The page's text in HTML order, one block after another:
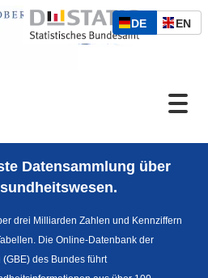
S
p
w
a
l
DED
ENE
H
Datensammlung über
drei Milliarden Zahlen und Kennziffern
Die Online-Datenbank der
des Bundes führt